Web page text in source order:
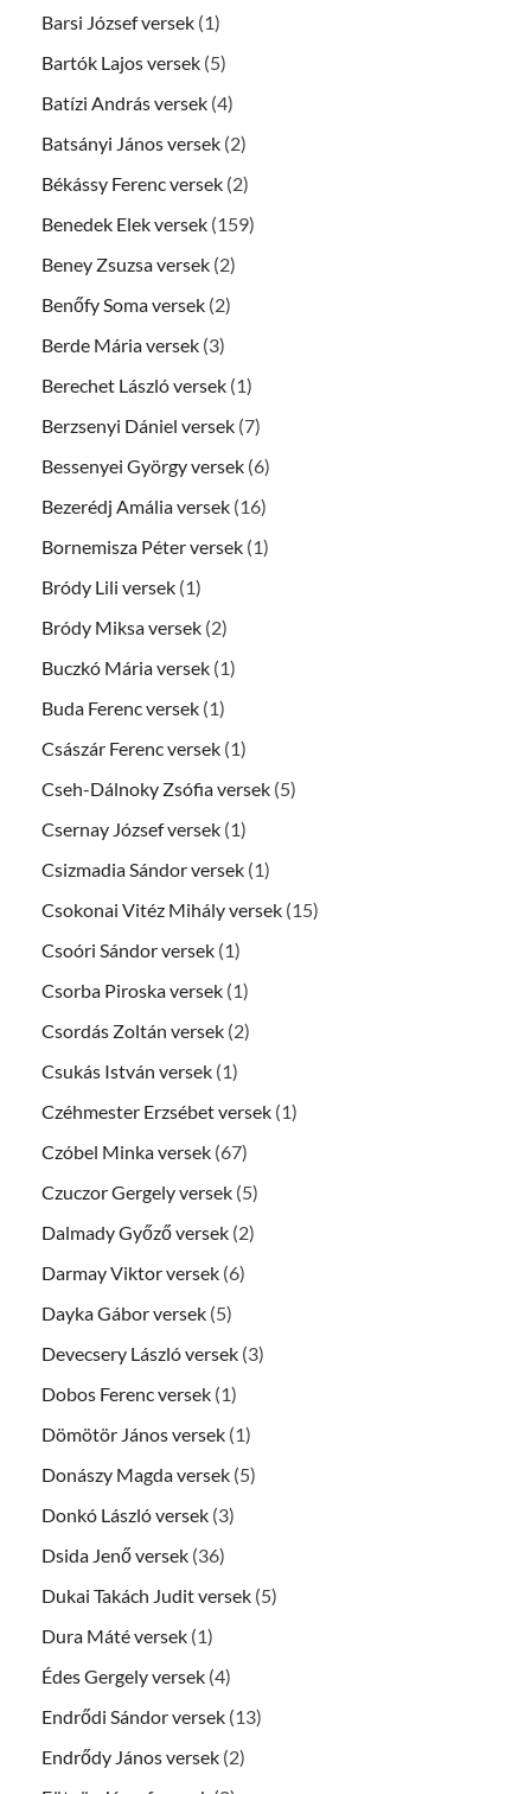
Barsi József versek (1)
Bartók Lajos versek (5)
Batízi András versek (4)
Batsányi János versek (2)
Békássy Ferenc versek (2)
Benedek Elek versek (159)
Beney Zsuzsa versek (2)
Benőfy Soma versek (2)
Berde Mária versek (3)
Berechet László versek (1)
Berzsenyi Dániel versek (7)
Bessenyei György versek (6)
Bezerédj Amália versek (16)
Bornemisza Péter versek (1)
Bródy Lili versek (1)
Bródy Miksa versek (2)
Buczkó Mária versek (1)
Buda Ferenc versek (1)
Császár Ferenc versek (1)
Cseh-Dálnoky Zsófia versek (5)
Csernay József versek (1)
Csizmadia Sándor versek (1)
Csokonai Vitéz Mihály versek (15)
Csoóri Sándor versek (1)
Csorba Piroska versek (1)
Csordás Zoltán versek (2)
Csukás István versek (1)
Czéhmester Erzsébet versek (1)
Czóbel Minka versek (67)
Czuczor Gergely versek (5)
Dalmady Győző versek (2)
Darmay Viktor versek (6)
Dayka Gábor versek (5)
Devecsery László versek (3)
Dobos Ferenc versek (1)
Dömötör János versek (1)
Donászy Magda versek (5)
Donkó László versek (3)
Dsida Jenő versek (36)
Dukai Takách Judit versek (5)
Dura Máté versek (1)
Édes Gergely versek (4)
Endrődi Sándor versek (13)
Endrődy János versek (2)